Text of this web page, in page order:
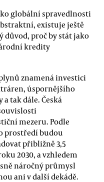
globální spravedlnosti
existuje ještě
proč by stát jako
kredity
znamená investici
úspornějšího
tak dále. Česká
mezeru. Podle
prostředí budou
přibližně 3,5
2030, a vzhledem
náročný průmysl
ani v další dekádě.